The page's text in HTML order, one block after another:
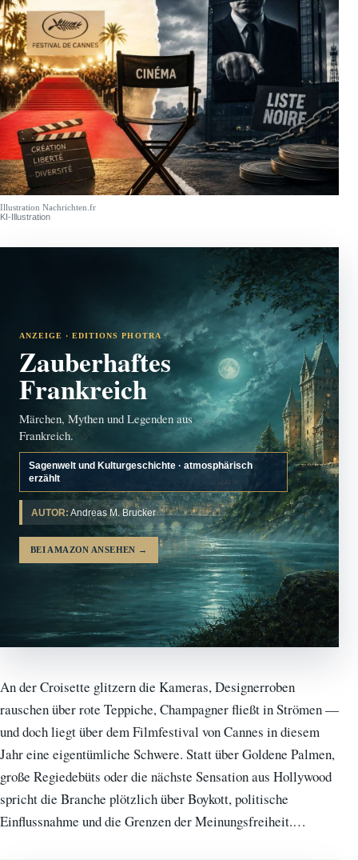
Illustration Nachrichten.fr
KI-Illustration
ANZEIGE · EDITIONS PHOTRA
Zauberhaftes
Frankreich
Märchen, Mythen und Legenden aus
Frankreich.
Sagenwelt und Kulturgeschichte · atmosphärisch
erzählt
AUTOR: Andreas M. Brucker
BEI AMAZON ANSEHEN →
An der Croisette glitzern die Kameras, Designerroben
rauschen über rote Teppiche, Champagner fließt in Strömen —
und doch liegt über dem Filmfestival von Cannes in diesem
Jahr eine eigentümliche Schwere. Statt über Goldene Palmen,
große Regiedebüts oder die nächste Sensation aus Hollywood
spricht die Branche plötzlich über Boykott, politische
Einflussnahme und die Grenzen der Meinungsfreiheit.…